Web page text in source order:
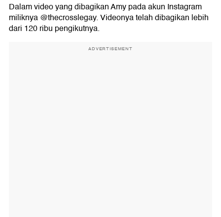
Dalam video yang dibagikan Amy pada akun Instagram
miliknya @thecrosslegay. Videonya telah dibagikan lebih
dari 120 ribu pengikutnya.
ADVERTISEMENT